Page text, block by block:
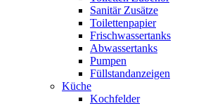
Sanitär Zusätze
Toilettenpapier
Frischwassertanks
Abwassertanks
Pumpen
Füllstandanzeigen
Küche
Kochfelder